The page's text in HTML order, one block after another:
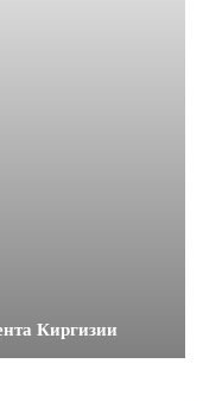
Киргизии